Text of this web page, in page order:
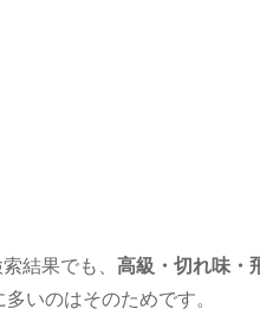
結果でも、 高級・切れ味・
いのはそのためです。